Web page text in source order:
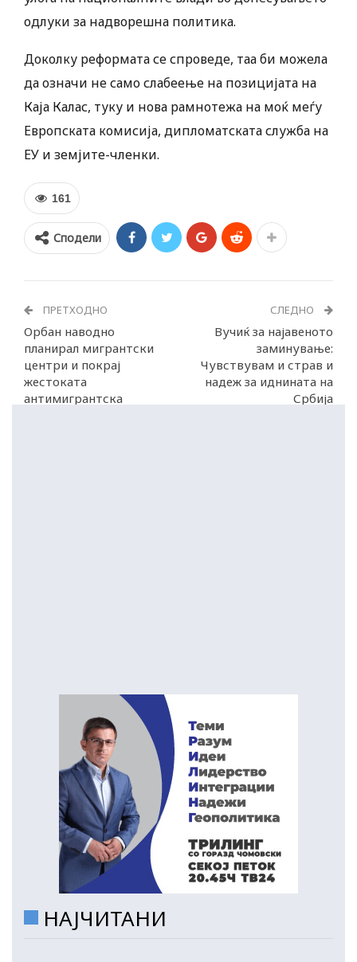
одлуки за надворешна политика.
Доколку реформата се спроведе, таа би можела
да означи не само слабеење на позицијата на
Каја Калас, туку и нова рамнотежа на моќ меѓу
Европската комисија, дипломатската служба на
ЕУ и земјите-членки.
161
Сподели
ПРЕТХОДНО
Орбан наводно
планирал мигрантски
центри и покрај
жестоката
антимигрантска
СЛЕДНО
Вучиќ за најавеното
заминување:
Чувствувам и страв и
надеж за иднината на
Србија
НАЈЧИТАНИ